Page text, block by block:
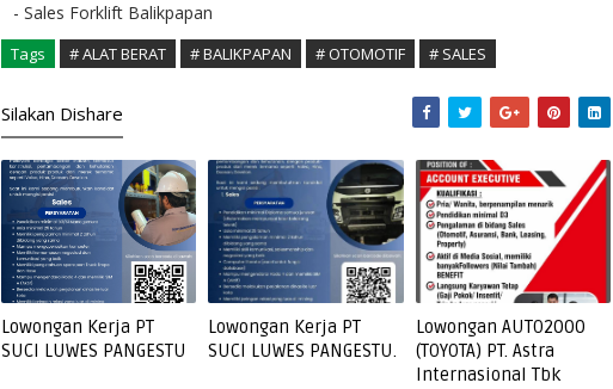
- Sales Forklift Balikpapan
Tags # ALAT BERAT # BALIKPAPAN # OTOMOTIF # SALES
Silakan Dishare
Lowongan Kerja PT
SUCI LUWES PANGESTU
Lowongan Kerja PT
SUCI LUWES PANGESTU.
Lowongan AUTO2000
(TOYOTA) PT. Astra
Internasional Tbk